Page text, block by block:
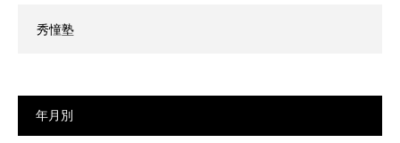
秀憧塾
年月別